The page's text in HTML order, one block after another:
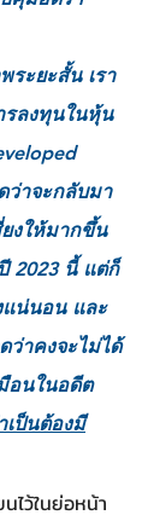
รลงทุนในหุ้น
ว่าจะกลับมา
งให้มากขึ้น
2023 นี้ แต่ก็
แน่นอน และ
ว่าคงจะไม่ได้
อนในอดีต
เป็นต้องมี